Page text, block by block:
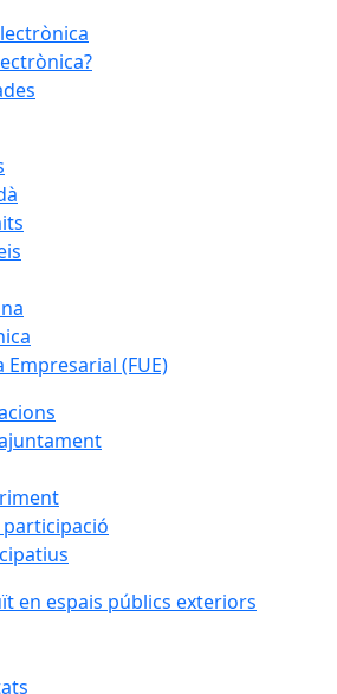
(FUE)
en espais públics exteriors